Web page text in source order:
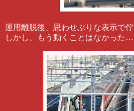
運用離脱後、思わせぶりな表示で
しかし、もう動くことはなかった…